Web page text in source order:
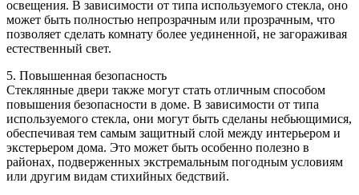
освещения. В зависимости от типа используемого стекла, оно
может быть полностью непрозрачным или прозрачным, что
позволяет сделать комнату более уединенной, не загораживая
естественный свет.
5. Повышенная безопасность
Стеклянные двери также могут стать отличным способом
повышения безопасности в доме. В зависимости от типа
используемого стекла, они могут быть сделаны небьющимися,
обеспечивая тем самым защитный слой между интерьером и
экстерьером дома. Это может быть особенно полезно в
районах, подверженных экстремальным погодным условиям
или другим видам стихийных бедствий.